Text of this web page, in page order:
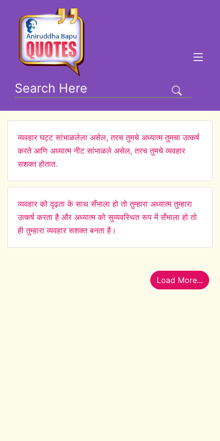
व्यवहार घट्ट सांभाळलेला असेल, तरच तुमचे अध्यात्म तुमचा उत्कर्ष
करते आणि अध्यात्म नीट सांभाळले असेल, तरच तुमचे व्यवहार
सशक्त होतात.
व्यवहार को दृढ़ता के साथ सँभाला हो तो तुम्हारा अध्यात्म तुम्हारा
उत्कर्ष करता है और अध्यात्म को सुव्यवस्थित रूप में सँभाला हो तो
ही तुम्हारा व्यवहार सशक्त बनता है।
Load More...